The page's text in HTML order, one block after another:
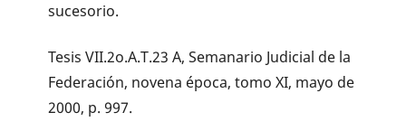
sucesorio.
Tesis VII.2o.A.T.23 A, Semanario Judicial de la
Federación, novena época, tomo XI, mayo de
2000, p. 997.